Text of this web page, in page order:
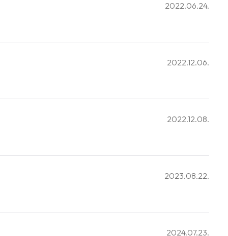
2022.06.24.
2022.12.06.
2022.12.08.
2023.08.22.
2024.07.23.